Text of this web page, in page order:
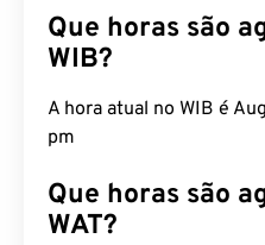
Que horas são
WIB?
A hora atual no WIB é
pm
Que horas são
WAT?